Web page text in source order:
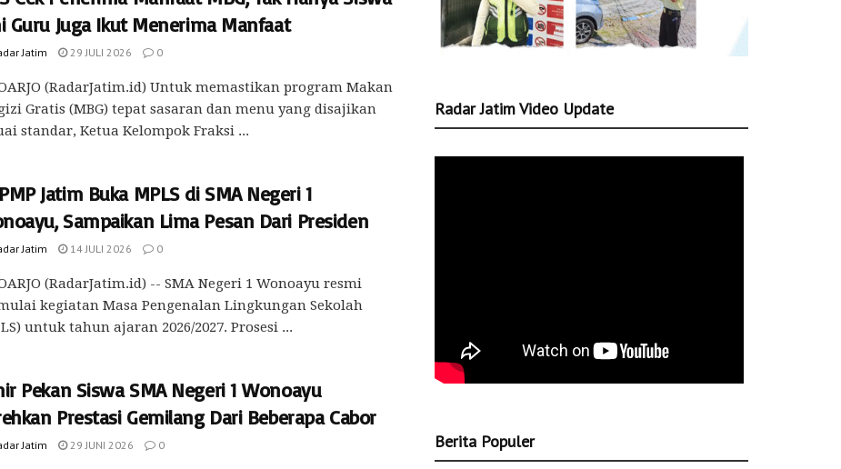
Guru Juga Ikut Menerima Manfaat
Jatim 29 JULI 2026 0
(RadarJatim.id) Untuk memastikan program Makan
Gratis (MBG) tepat sasaran dan menu yang disajikan
standar, Ketua Kelompok Fraksi ...
Jatim Buka MPLS di SMA Negeri 1
Sampaikan Lima Pesan Dari Presiden
Jatim 14 JULI 2026 0
(RadarJatim.id) -- SMA Negeri 1 Wonoayu resmi
kegiatan Masa Pengenalan Lingkungan Sekolah
untuk tahun ajaran 2026/2027. Prosesi ...
Pekan Siswa SMA Negeri 1 Wonoayu
Prestasi Gemilang Dari Beberapa Cabor
Jatim 29 JUNI 2026 0
Radar Jatim Video Update
Berita Populer